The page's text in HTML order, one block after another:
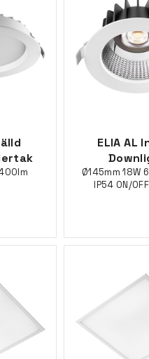
ELIA AL
Ø145mm 18W
IP54 ON/